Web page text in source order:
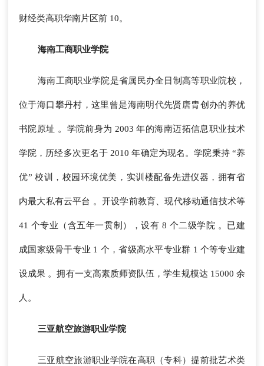
财经类高职华南片区前 10。
海南工商职业学院
海南工商职业学院是省属民办全日制高等职业院校，
位于海口攀丹村，这里曾是海南明代先贤唐胄创办的养优
书院原址 。学院前身为 2003 年的海南迈拓信息职业技术
学院，历经多次更名于 2010 年确定为现名。学院秉持 “养
优” 校训，校园环境优美，实训楼配备先进仪器，拥有省
内最大私有云平台 。开设学前教育、现代移动通信技术等
41 个专业（含五年一贯制），设有 8 个二级学院 。已建
成国家级骨干专业 1 个，省级高水平专业群 1 个等专业建
设成果 。拥有一支高素质师资队伍，学生规模达 15000 余
人。
三亚航空旅游职业学院
三亚航空旅游职业学院在高职（专科）提前批艺术类